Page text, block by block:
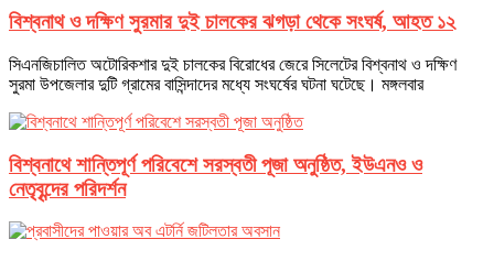
বিশ্বনাথ ও দক্ষিণ সুরমার দুই চালকের ঝগড়া থেকে সংঘর্ষ, আহত ১২
সিএনজিচালিত অটোরিকশার দুই চালকের বিরোধের জেরে সিলেটের বিশ্বনাথ ও দক্ষিণ
সুরমা উপজেলার দুটি গ্রামের বাসিন্দাদের মধ্যে সংঘর্ষের ঘটনা ঘটেছে। মঙ্গলবার
বিশ্বনাথে শান্তিপূর্ণ পরিবেশে সরস্বতী পূজা অনুষ্ঠিত, ইউএনও ও
নেতৃবৃন্দের পরিদর্শন